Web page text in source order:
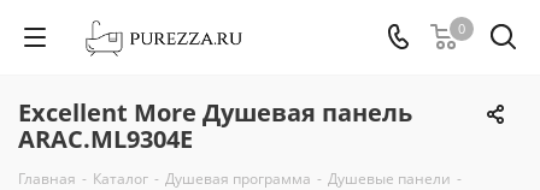
0
Excellent More Душевая панель
ARAC.ML9304E
Главная - Каталог - Душевая программа - Душевые панели -